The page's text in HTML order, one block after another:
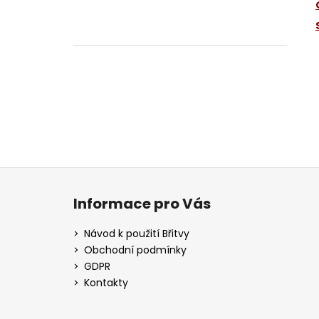
Z
Informace pro Vás
Návod k použití Břitvy
Obchodní podmínky
GDPR
Kontakty